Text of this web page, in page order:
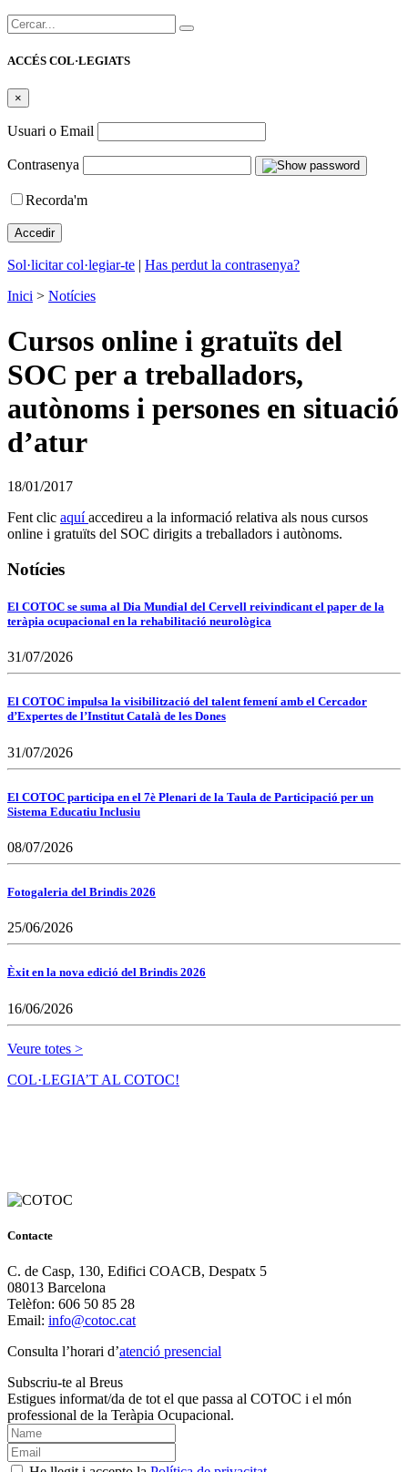
Cercar:
ACCÉS COL·LEGIATS
×
Usuari o Email
Contrasenya
Recorda'm
Sol·licitar col·legiar-te | Has perdut la contrasenya?
Inici > Notícies
Cursos online i gratuïts del
SOC per a treballadors,
autònoms i persones en situació
d’atur
18/01/2017
Fent clic aquíaccedireu a la informació relativa als nous cursos
online i gratuïts del SOC dirigits a treballadors i autònoms.
Notícies
El COTOC se suma al Dia Mundial del Cervell reivindicant el paper de la
teràpia ocupacional en la rehabilitació neurològica
31/07/2026
El COTOC impulsa la visibilització del talent femení amb el Cercador
d’Expertes de l’Institut Català de les Dones
31/07/2026
El COTOC participa en el 7è Plenari de la Taula de Participació per un
Sistema Educatiu Inclusiu
08/07/2026
Fotogaleria del Brindis 2026
25/06/2026
Èxit en la nova edició del Brindis 2026
16/06/2026
Veure totes >
COL·LEGIA’T AL COTOC!
Contacte
C. de Casp, 130, Edifici COACB, Despatx 5
08013 Barcelona
Telèfon: 606 50 85 28
Email: info@cotoc.cat
Consulta l’horari d’atenció presencial
Subscriu-te al Breus
Estigues informat/da de tot el que passa al COTOC i el món
professional de la Teràpia Ocupacional.